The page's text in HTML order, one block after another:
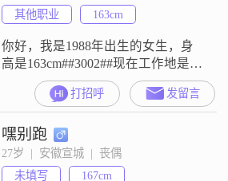
##3002##平时为人真诚可靠，性格
温柔体贴，也很乐观积极##3002#
其他职业
163cm
你好，我是1988年出生的女生，身
高是163cm##3002##现在工作地是在
宣城，月收入在3001到5000元这个
区间##3002##我的学历是中专
##3002##平时我是一个乐观积极的
人，性格随和，比较好相处
##3002##在生活观念上，我觉得家
庭比较重要，会把家庭放在优先的
打招呼 发留言
嘿别跑
27岁  |  安徽宣城  |  丧偶
未填写
167cm